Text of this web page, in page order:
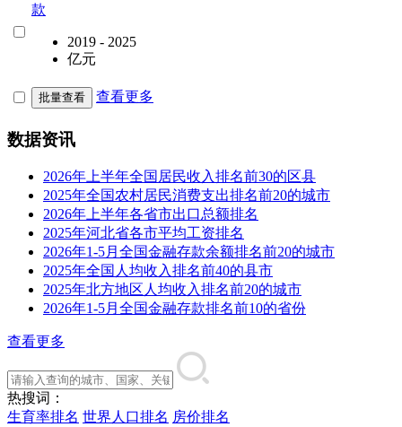
款
2019 - 2025
亿元
批量查看 查看更多
数据资讯
2026年上半年全国居民收入排名前30的区县
2025年全国农村居民消费支出排名前20的城市
2026年上半年各省市出口总额排名
2025年河北省各市平均工资排名
2026年1-5月全国金融存款余额排名前20的城市
2025年全国人均收入排名前40的县市
2025年北方地区人均收入排名前20的城市
2026年1-5月全国金融存款排名前10的省份
查看更多
热搜词：
生育率排名 世界人口排名 房价排名